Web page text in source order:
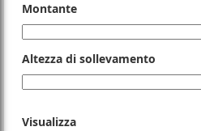
Montante
Altezza di sollevamento
Visualizza